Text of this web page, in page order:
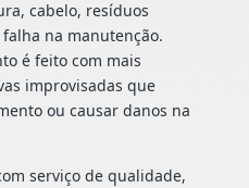
cabelo, resíduos
na manutenção.
é feito com mais
improvisadas que
ou causar danos na
serviço de qualidade,